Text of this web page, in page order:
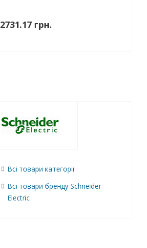
2731.17 грн.
Всі товари категорії
Всі товари бренду Schneider
Electric